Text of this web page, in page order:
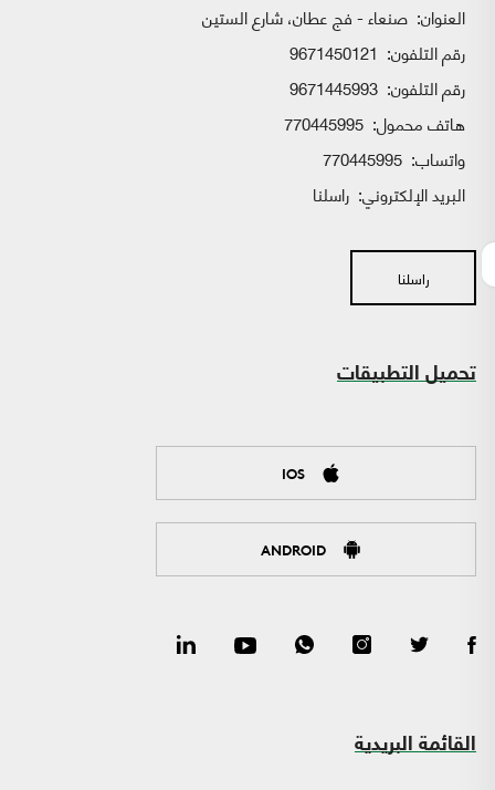
العنوان: صنعاء - فج عطان، شارع الستين
رقم التلفون: 9671450121
رقم التلفون: 9671445993
هاتف محمول: 770445995
واتساب:
البريد الإلكتروني: راسلنا
راسلنا
تحميل التطبيقات
IOS
ANDROID
القائمة البريدية